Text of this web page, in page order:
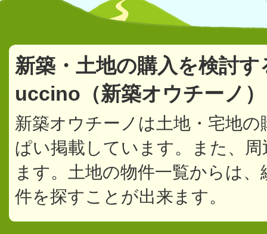
新築・土地の購入を検討
uccino（新築オウチーノ
新築オウチーノは土地・宅地
ぱい掲載しています。また、
ます。土地の物件一覧からは
件を探すことが出来ます。